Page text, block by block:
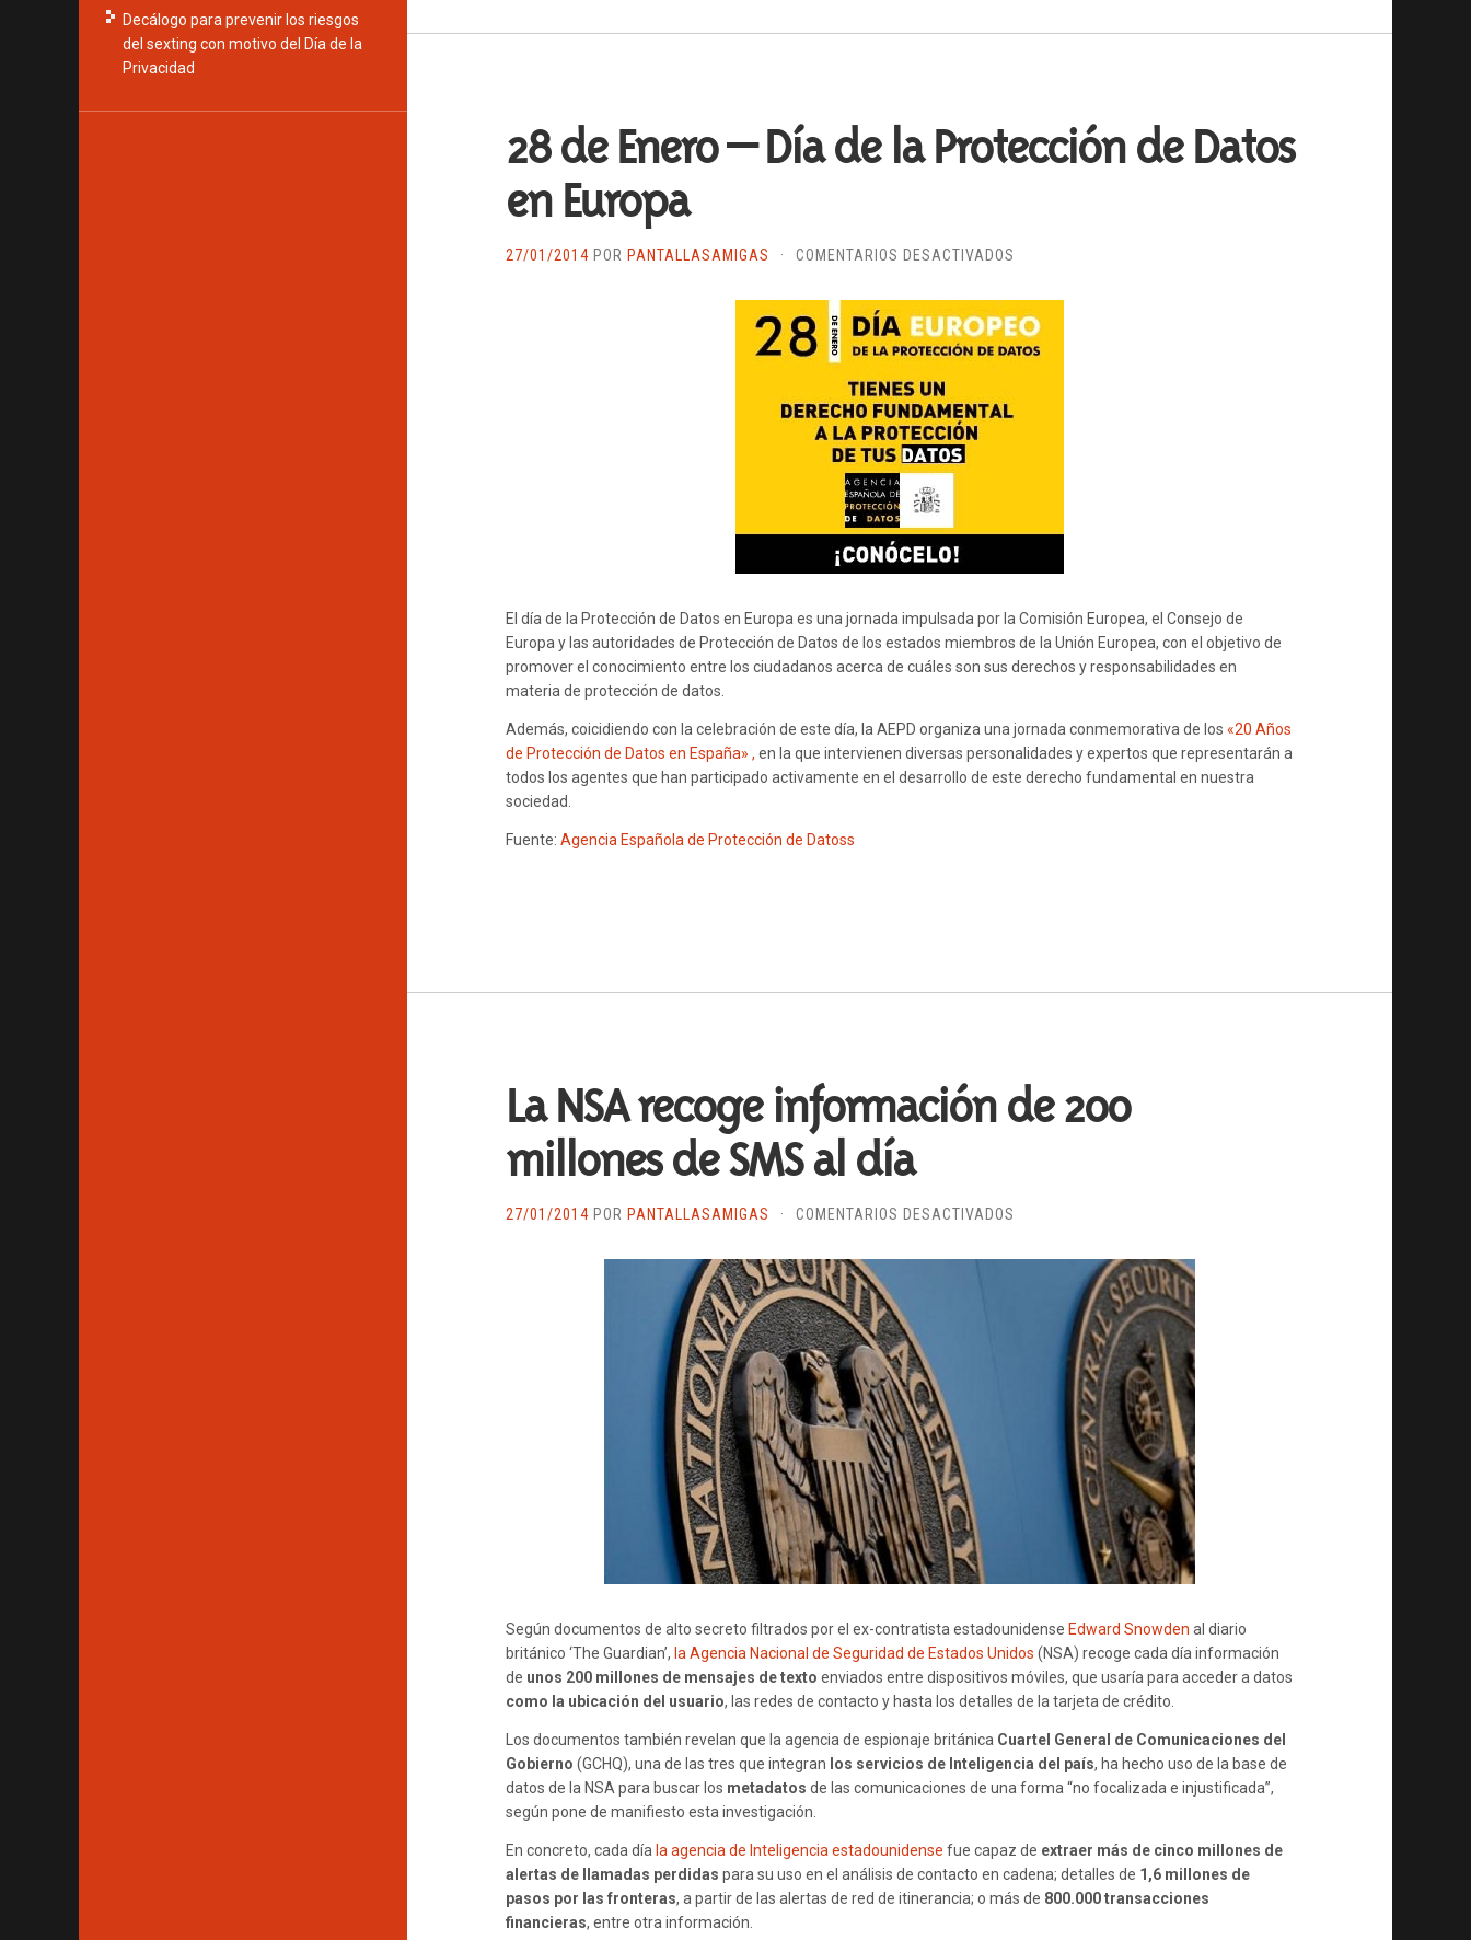
Decálogo para prevenir los riesgos
del sexting con motivo del Día de la
Privacidad
28 de Enero – Día de la Protección de Datos
en Europa
27/01/2014 POR PANTALLASAMIGAS · COMENTARIOS DESACTIVADOS
DE
ENERO
–
LA
El día de la Protección de Datos en Europa es una jornada impulsada por la Comisión Europea, el Consejo de
Europa y las autoridades de Protección de Datos de los estados miembros de la Unión Europea, con el objetivo de
promover el conocimiento entre los ciudadanos acerca de cuáles son sus derechos y responsabilidades en
materia de protección de datos.
Además, coicidiendo con la celebración de este día, la AEPD organiza una jornada conmemorativa de los «20 Años
de Protección de Datos en España» , en la que intervienen diversas personalidades y expertos que representarán a
todos los agentes que han participado activamente en el desarrollo de este derecho fundamental en nuestra
sociedad.
Fuente: Agencia Española de Protección de Datoss
La NSA recoge información de 200
millones de SMS al día
27/01/2014 POR PANTALLASAMIGAS · COMENTARIOS DESACTIVADOS
NSA
INFORMACIÓN
MILLONES
Según documentos de alto secreto filtrados por el ex-contratista estadounidense Edward Snowden al diario
británico ‘The Guardian’, la Agencia Nacional de Seguridad de Estados Unidos (NSA) recoge cada día información
de unos 200 millones de mensajes de texto enviados entre dispositivos móviles, que usaría para acceder a datos
como la ubicación del usuario, las redes de contacto y hasta los detalles de la tarjeta de crédito.
Los documentos también revelan que la agencia de espionaje británica Cuartel General de Comunicaciones del
Gobierno (GCHQ), una de las tres que integran los servicios de Inteligencia del país, ha hecho uso de la base de
datos de la NSA para buscar los metadatos de las comunicaciones de una forma “no focalizada e injustificada”,
según pone de manifiesto esta investigación.
En concreto, cada día la agencia de Inteligencia estadounidense fue capaz de extraer más de cinco millones de
alertas de llamadas perdidas para su uso en el análisis de contacto en cadena; detalles de 1,6 millones de
pasos por las fronteras, a partir de las alertas de red de itinerancia; o más de 800.000 transacciones
financieras, entre otra información.